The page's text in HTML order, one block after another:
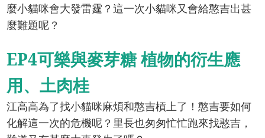
麼小貓咪會大發雷霆？這一次小貓咪又會給憨吉出甚
麼難題呢？
EP4可樂與麥芽糖 植物的衍生應
用、土肉桂
江高高為了找小貓咪麻煩和憨吉槓上了！憨吉要如何
化解這一次的危機呢？里長也匆匆忙忙跑來找憨吉，